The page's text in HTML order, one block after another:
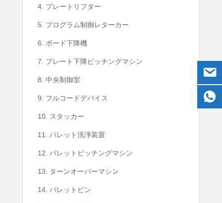
4. プレートリフター
5. プログラム制御レターカー
6. ボード下降機
7. プレート下降ピッチングマシン
8. 中央制御室
9. フルコードデバイス
10. スタッカー
11. パレット洗浄装置
12. パレットピッチングマシン
13. ターンオーバーマシン
14. パレットビン